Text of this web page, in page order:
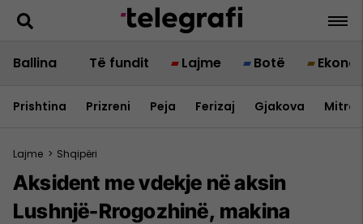
Ballina Të fundit Lajme Botë
Prishtina Prizreni Peja Ferizaj Gjakova
Lajme > Shqipëri
Aksident me vdekje në aksin
Lushnjë-Rrogozhinë, makina